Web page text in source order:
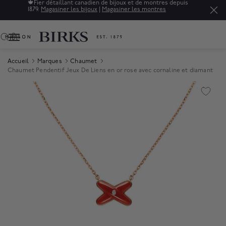
🍁 Fier détaillant canadien de bijoux et de montres depuis
1879. Magasiner les bijoux Magasiner les montres
0
Accueil Marques
Chaumet
Chaumet Pendentif Jeux De Liens en or rose avec cornaline et diamant
Product Images